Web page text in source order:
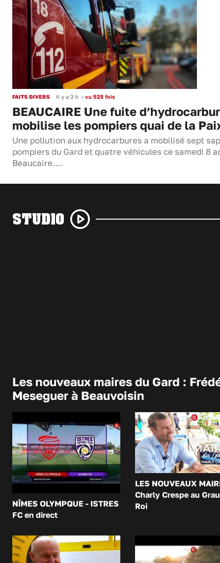
FAITS DIVERS Il y a 3 h • vu 525 fois
BEAUCAIRE Une fuite
mobilise les pompiers quai de la
Une pollution aux hydrocarbures a mobilisé sept
pompiers du Gard et quatre véhicules ce samedi 8
Beaucaire.…
STUDIO
Les nouveaux maires du Gard :
Meseguer à Beauvoisin
NÎMES OLYMPQUE - ISTRES
FC en direct
LES NOUVEAUX
Charly Crespe au
Roi